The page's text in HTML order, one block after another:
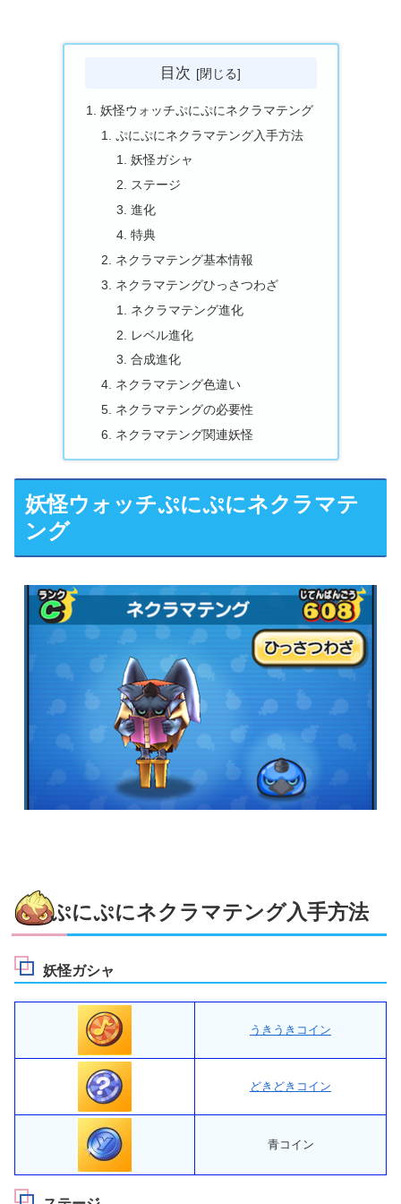
目次
妖怪ウォッチぷにぷにネクラマテング
ぷにぷにネクラマテング入手方法
妖怪ガシャ
ステージ
進化
特典
ネクラマテング基本情報
ネクラマテングひっさつわざ
ネクラマテング進化
レベル進化
合成進化
ネクラマテング色違い
ネクラマテングの必要性
ネクラマテング関連妖怪
妖怪ウォッチぷにぷにネクラマテ
ング
ぷにぷにネクラマテング入手方法
妖怪ガシャ
うきうきコイン
どきどきコイン
青コイン